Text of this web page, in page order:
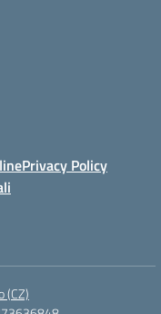
Privacy Policy
(CZ)